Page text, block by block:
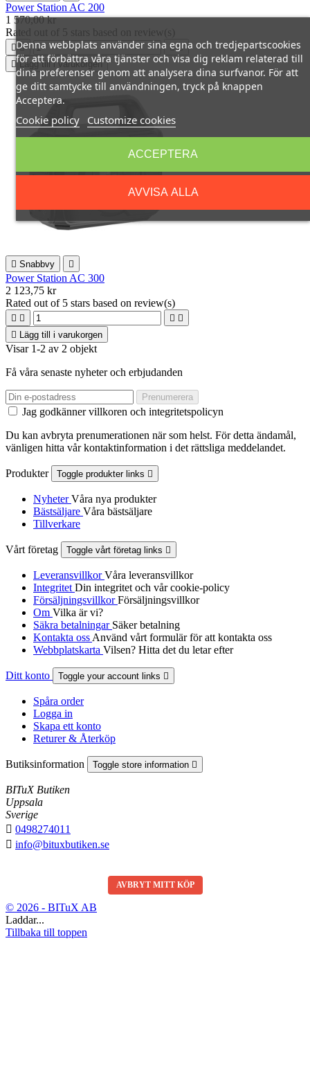
Power Station AC 200
1 570,00 kr
Rated out of 5 stars based on review(s)
   
 Lägg till i varukorgen
 Snabbvy 
Power Station AC 300
2 123,75 kr
Rated out of 5 stars based on review(s)
   

Lägg till i varukorgen
Visar 1-2 av 2 objekt
Få våra senaste nyheter och erbjudanden
Jag godkänner villkoren och integritetspolicyn
Du kan avbryta prenumerationen när som helst. För detta ändamål,
vänligen hitta vår kontaktinformation i det rättsliga meddelandet.
Produkter Toggle produkter links 
NyheterVåra nya produkter
Bästsäljare Våra bästsäljare
Tillverkare
Vårt företag Toggle vårt företag links 
LeveransvillkorVåra leveransvillkor
Integritet Din integritet och vår cookie-policy
FörsäljningsvillkorFörsäljningsvillkor
Om Vilka är vi?
Säkra betalningar Säker betalning
Kontakta oss Använd vårt formulär för att kontakta oss
Webbplatskarta Vilsen? Hitta det du letar efter
Ditt konto Toggle your account links 
Spåra order
Logga in
Skapa ett konto
Returer & Återköp
Butiksinformation Toggle store information 
BITuX Butiken
Uppsala
Sverige
 0498274011
 info@bituxbutiken.se
Denna webbplats använder sina egna och tredjepartscookies
för att förbättra våra tjänster och visa dig reklam relaterad till
dina preferenser genom att analysera dina surfvanor. För att
ge ditt samtycke till användningen, tryck på knappen
Acceptera.
Cookie policy Customize cookies
AVVISA ALLA
ACCEPTERA
AVBRYT MITT KÖP
© 2026 - BITuX AB
Laddar...
Tillbaka till toppen